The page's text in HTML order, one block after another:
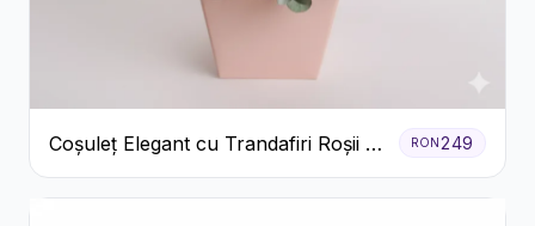
Coșuleț Elegant cu Trandafiri Roșii și
Lisianthus Alb
RON 249